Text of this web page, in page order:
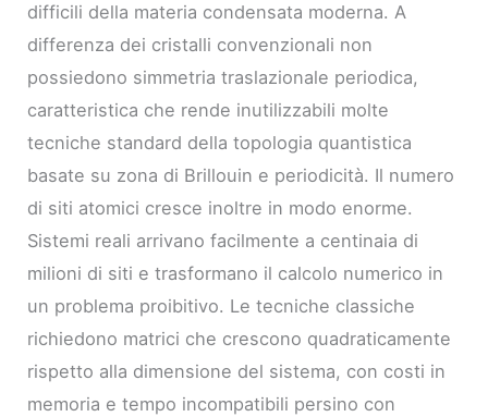
difficili della materia condensata moderna. A
differenza dei cristalli convenzionali non
possiedono simmetria traslazionale periodica,
caratteristica che rende inutilizzabili molte
tecniche standard della topologia quantistica
basate su zona di Brillouin e periodicità. Il numero
di siti atomici cresce inoltre in modo enorme.
Sistemi reali arrivano facilmente a centinaia di
milioni di siti e trasformano il calcolo numerico in
un problema proibitivo. Le tecniche classiche
richiedono matrici che crescono quadraticamente
rispetto alla dimensione del sistema, con costi in
memoria e tempo incompatibili persino con